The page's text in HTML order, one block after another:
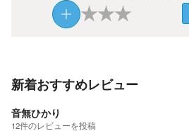
★★★
新着おすすめレビュー
音無ひかり
12件のレビューを投稿